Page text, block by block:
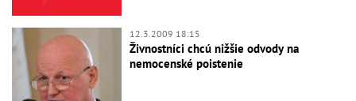
12.3.2009 18:15
Živnostníci chcú nižšie odvody na
nemocenské poistenie